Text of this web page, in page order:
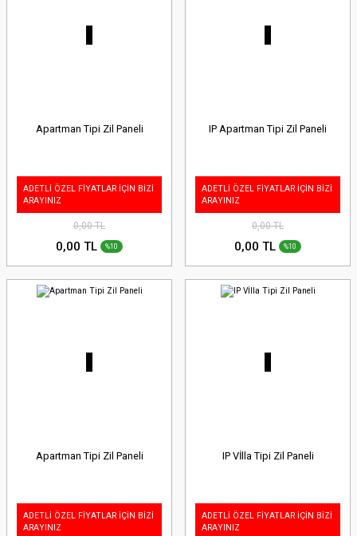
Apartman Tipi Zil Paneli
ADETLİ ÖZEL FİYATLAR İÇİN BİZİ
ARAYINIZ
0,00 TL
0,00 TL %10
IP Apartman Tipi Zil Paneli
ADETLİ ÖZEL FİYATLAR İÇİN BİZİ
ARAYINIZ
0,00 TL
0,00 TL %10
Apartman Tipi Zil Paneli
ADETLİ ÖZEL FİYATLAR İÇİN BİZİ
ARAYINIZ
IP Vİlla Tipi Zil Paneli
ADETLİ ÖZEL FİYATLAR İÇİN BİZİ
ARAYINIZ